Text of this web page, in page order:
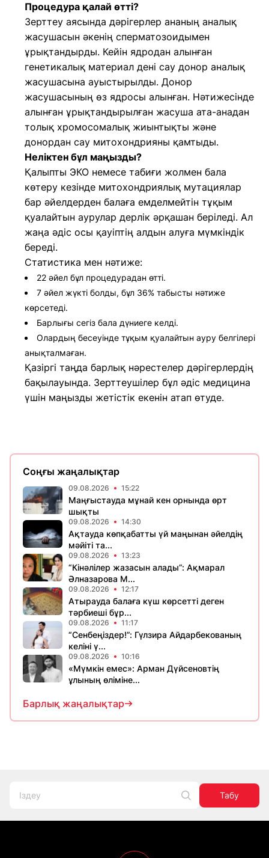
Процедура қалай өтті?
Зерттеу аясында дәрігерлер ананың аналық
жасушасын әкенің сперматозоидымен
ұрықтандырды. Кейін ядродан алынған
генетикалық материал дені сау донор аналық
жасушасына ауыстырылды. Донор
жасушасының өз ядросы алынған. Нәтижесінде
алынған ұрықтандырылған жасуша ата-анадан
толық хромосомалық жиынтықты және
донордан сау митохондрияны қамтыды.
Неліктен бұл маңызды?
Қалыпты ЭКО немесе табиғи жолмен бала
көтеру кезінде митохондриялық мутациялар
бар әйелдерден балаға емделмейтін тұқым
қуалайтын аурулар дерлік әрқашан беріледі. Ал
жаңа әдіс осы қауіптің алдын алуға мүмкіндік
береді.
Статистика мен нәтиже:
22 әйел бұл процедурадан өтті.
7 әйел жүкті болды, бұл 36% табысты нәтиже
көрсетеді.
Барлығы сегіз бала дүниеге келді.
Олардың бесеуінде тұқым қуалайтын ауру белгілері
анықталмаған.
Қазіргі таңда барлық нәрестелер дәрігерлердің
бақылауында. Зерттеушілер бұл әдіс медицина
үшін маңызды жетістік екенін атап өтуде.
Соңғы жаңалықтар
09.08.2026 15:22
Маңғыстауда мұнай кен орнында өрт
шықты
09.08.2026 14:30
Ақтауда көпқабатты үй маңынан әйелдің
мәйіті та...
09.08.2026 13:23
“Кінәлілер жазасын алады”: Ақмарал
Әлназарова М...
09.08.2026 12:17
Атырауда балаға күш көрсетті деген
тәрбиеші бұр...
09.08.2026 11:17
“Сенбеңіздер!”: Гүлзира Айдарбекованың
келіні ү...
09.08.2026 10:16
«Мүмкін емес»: Арман Дүйсеновтің
ұлының өліміне...
Барлық жаңалықтар
Табу